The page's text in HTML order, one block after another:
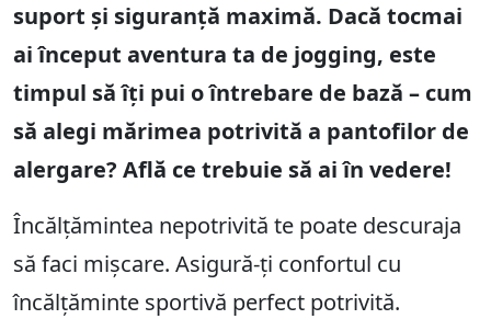
suport și siguranță maximă. Dacă tocmai
ai început aventura ta de jogging, este
timpul să îți pui o întrebare de bază – cum
să alegi mărimea potrivită a pantofilor de
alergare? Află ce trebuie să ai în vedere!
Încălțămintea nepotrivită te poate descuraja
să faci mișcare. Asigură-ți confortul cu
încălțăminte sportivă perfect potrivită.